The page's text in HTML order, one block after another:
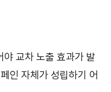
교차 노출 효과가 발
인 자체가 성립하기 어